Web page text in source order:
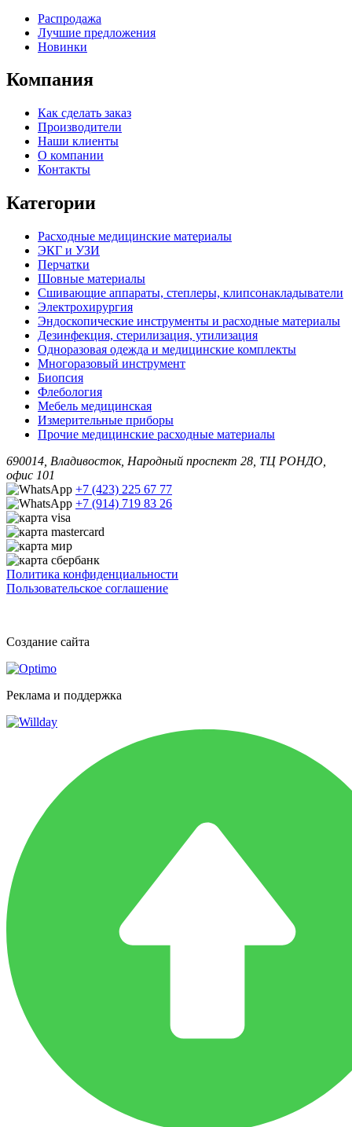
Распродажа
Лучшие предложения
Новинки
Компания
Как сделать заказ
Производители
Наши клиенты
О компании
Контакты
Категории
Расходные медицинские материалы
ЭКГ и УЗИ
Перчатки
Шовные материалы
Сшивающие аппараты, степлеры, клипсонакладыватели
Электрохирургия
Эндоскопические инструменты и расходные материалы
Дезинфекция, стерилизация, утилизация
Одноразовая одежда и медицинские комплекты
Многоразовый инструмент
Биопсия
Флебология
Мебель медицинская
Измерительные приборы
Прочие медицинские расходные материалы
690014, Владивосток, Народный проспект 28, ТЦ РОНДО,
офис 101
+7 (423) 225 67 77
+7 (914) 719 83 26
Политика конфиденциальности
Пользовательское соглашение
Создание сайта
Реклама и поддержка